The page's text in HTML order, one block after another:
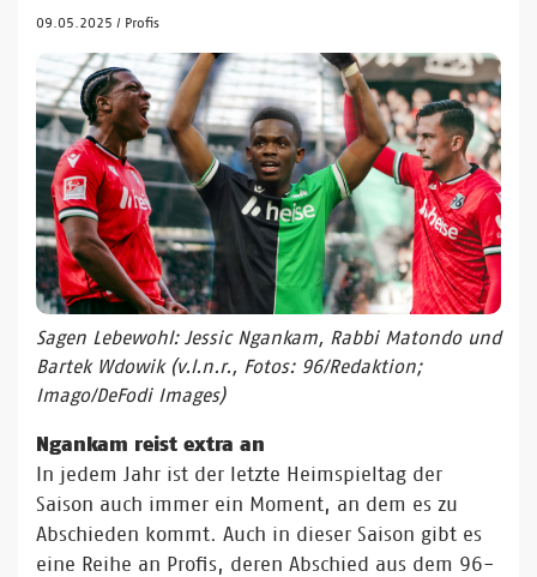
09.05.2025 / Profis
Sagen Lebewohl: Jessic Ngankam, Rabbi Matondo und
Bartek Wdowik (v.l.n.r., Fotos: 96/Redaktion;
Imago/DeFodi Images)
Ngankam reist extra an
In jedem Jahr ist der letzte Heimspieltag der
Saison auch immer ein Moment, an dem es zu
Abschieden kommt. Auch in dieser Saison gibt es
eine Reihe an Profis, deren Abschied aus dem 96-